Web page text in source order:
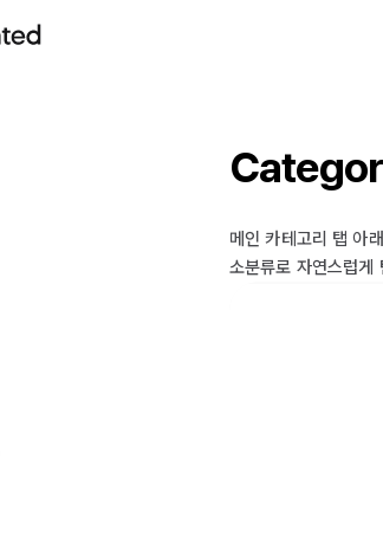
메인 카테고리 탭 아
소분류로 자연스럽게